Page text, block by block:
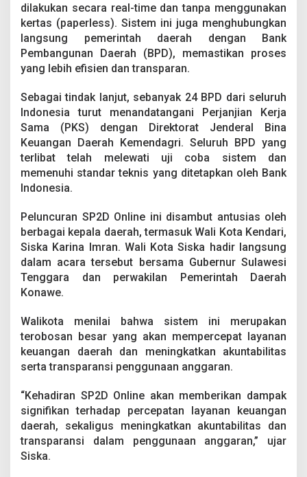
p
l
e
m
n
a
s
a
S
D
O
n
l
i
n
dilakukan secara real-time dan tanpa menggunakan
kertas (paperless). Sistem ini juga menghubungkan
langsung pemerintah daerah dengan Bank
Pembangunan Daerah (BPD), memastikan proses
yang lebih efisien dan transparan.
Sebagai tindak lanjut, sebanyak 24 BPD dari seluruh
Indonesia turut menandatangani Perjanjian Kerja
Sama (PKS) dengan Direktorat Jenderal Bina
Keuangan Daerah Kemendagri. Seluruh BPD yang
terlibat telah melewati uji coba sistem dan
memenuhi standar teknis yang ditetapkan oleh Bank
Indonesia.
Peluncuran SP2D Online ini disambut antusias oleh
berbagai kepala daerah, termasuk Wali Kota Kendari,
Siska Karina Imran. Wali Kota Siska hadir langsung
dalam acara tersebut bersama Gubernur Sulawesi
Tenggara dan perwakilan Pemerintah Daerah
Konawe.
Walikota menilai bahwa sistem ini merupakan
terobosan besar yang akan mempercepat layanan
keuangan daerah dan meningkatkan akuntabilitas
serta transparansi penggunaan anggaran.
“Kehadiran SP2D Online akan memberikan dampak
signifikan terhadap percepatan layanan keuangan
daerah, sekaligus meningkatkan akuntabilitas dan
transparansi dalam penggunaan anggaran,” ujar
Siska.